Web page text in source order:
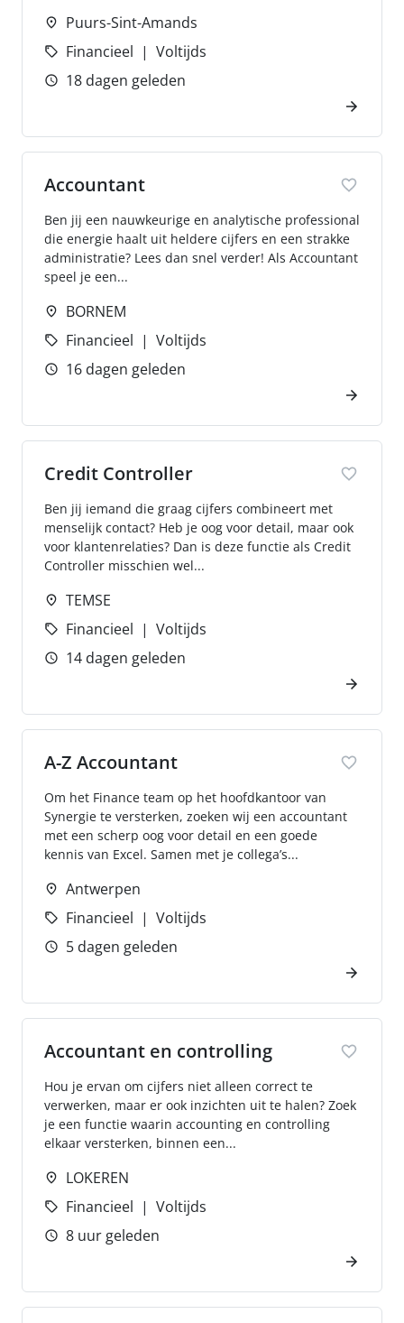
Puurs-Sint-Amands
Financieel
Voltijds
18 dagen geleden
Accountant
Ben jij een nauwkeurige en analytische professional
die energie haalt uit heldere cijfers en een strakke
administratie? Lees dan snel verder! Als Accountant
speel je een...
BORNEM
Financieel
Voltijds
16 dagen geleden
Credit Controller
Ben jij iemand die graag cijfers combineert met
menselijk contact? Heb je oog voor detail, maar ook
voor klantenrelaties? Dan is deze functie als Credit
Controller misschien wel...
TEMSE
Financieel
Voltijds
14 dagen geleden
A-Z Accountant
Om het Finance team op het hoofdkantoor van
Synergie te versterken, zoeken wij een accountant
met een scherp oog voor detail en een goede
kennis van Excel. Samen met je collega’s...
Antwerpen
Financieel
Voltijds
5 dagen geleden
Accountant en controlling
Hou je ervan om cijfers niet alleen correct te
verwerken, maar er ook inzichten uit te halen? Zoek
je een functie waarin accounting en controlling
elkaar versterken, binnen een...
LOKEREN
Financieel
Voltijds
8 uur geleden